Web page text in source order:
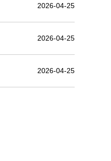
2026-04-25
2026-04-25
2026-04-25